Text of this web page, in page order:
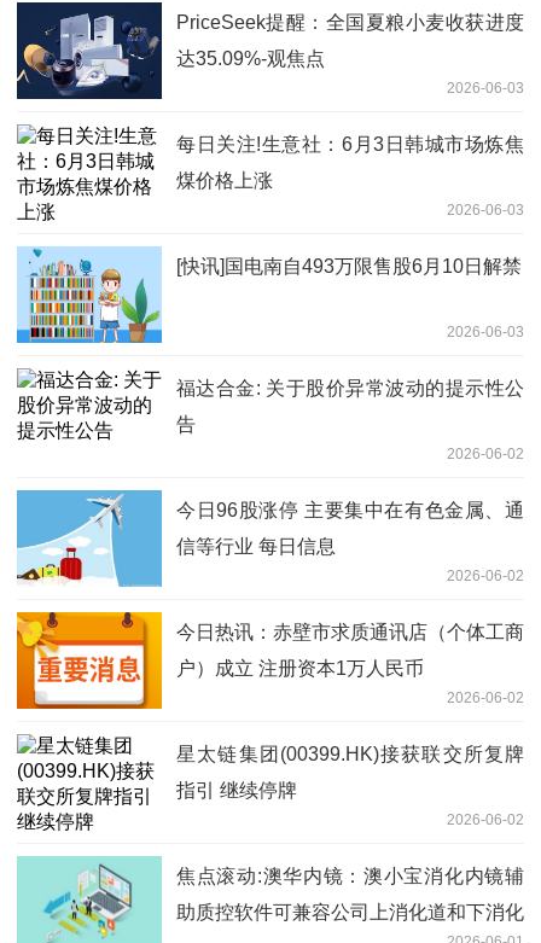
PriceSeek提醒：全国夏粮小麦收获进度
达35.09%-观焦点
2026-06-03
每日关注!生意社：6月3日韩城市场炼焦
煤价格上涨
2026-06-03
[快讯]国电南自493万限售股6月10日解禁
2026-06-03
福达合金: 关于股价异常波动的提示性公
告
2026-06-02
今日96股涨停 主要集中在有色金属、通
信等行业 每日信息
2026-06-02
今日热讯：赤壁市求质通讯店（个体工商
户）成立 注册资本1万人民币
2026-06-02
星太链集团(00399.HK)接获联交所复牌
指引 继续停牌
2026-06-02
焦点滚动:澳华内镜：澳小宝消化内镜辅
助质控软件可兼容公司上消化道和下消化